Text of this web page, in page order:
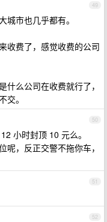
49
城市也几乎都有。
收费了，感觉收费的公司
什么公司在收费就行了，
交。
50
小时封顶 10 元么。
，反正交警不拖你车，
51
52